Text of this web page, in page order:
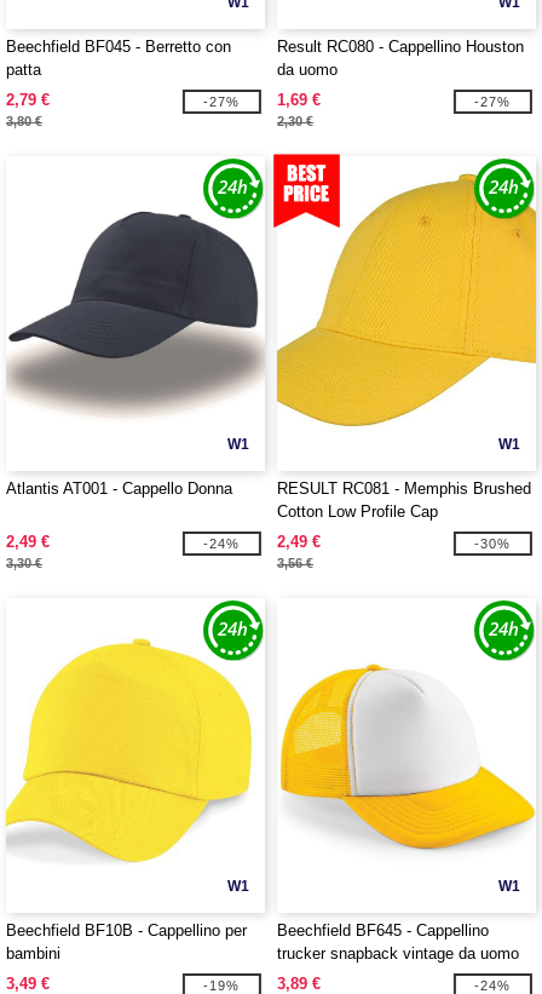
Beechfield BF045 - Berretto con
patta
2,79 €
3,80 €
-27%
Result RC080 - Cappellino Houston
da uomo
1,69 €
2,30 €
-27%
W1
Atlantis AT001 - Cappello Donna
2,49 €
3,30 €
-24%
W1
RESULT RC081 - Memphis Brushed
Cotton Low Profile Cap
2,49 €
3,56 €
-30%
W1
Beechfield BF10B - Cappellino per
bambini
3,49 €
-19%
W1
Beechfield BF645 - Cappellino
trucker snapback vintage da uomo
3,89 €
-24%